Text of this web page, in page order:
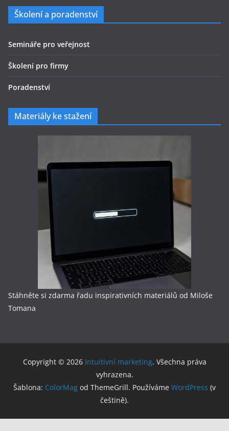
Školení a poradenství
Semináře pro veřejnost
Školení pro firmy
Poradenství
Materiály ke stažení
Stáhněte si zdarma řadu inspirativních materiálů od Miloše
Tomana
Copyright © 2026 Intuitivní marketing. Všechna práva
vyhrazena.
Šablona: ColorMag od ThemeGrill. Používáme WordPress (v
češtině).